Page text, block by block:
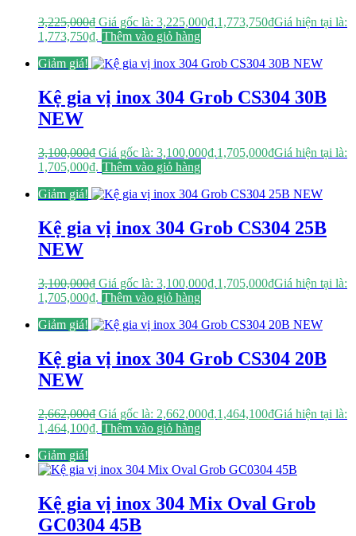
3,225,000₫ Giá gốc là: 3,225,000₫.1,773,750₫Giá hiện tại là:
1,773,750₫. Thêm vào giỏ hàng
Giảm giá!
Kệ gia vị inox 304 Grob CS304 30B
NEW
3,100,000₫ Giá gốc là: 3,100,000₫.1,705,000₫Giá hiện tại là:
1,705,000₫. Thêm vào giỏ hàng
Giảm giá!
Kệ gia vị inox 304 Grob CS304 25B
NEW
3,100,000₫ Giá gốc là: 3,100,000₫.1,705,000₫Giá hiện tại là:
1,705,000₫. Thêm vào giỏ hàng
Giảm giá!
Kệ gia vị inox 304 Grob CS304 20B
NEW
2,662,000₫ Giá gốc là: 2,662,000₫.1,464,100₫Giá hiện tại là:
1,464,100₫. Thêm vào giỏ hàng
Giảm giá!
Kệ gia vị inox 304 Mix Oval Grob
GC0304 45B